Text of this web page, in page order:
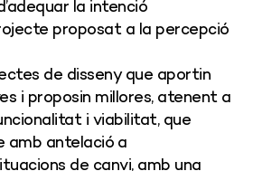
la intenció
proposat a la percepció
de disseny que aportin
i proposin millores, atenent a
i viabilitat, que
amb antelació a
de canvi, amb una